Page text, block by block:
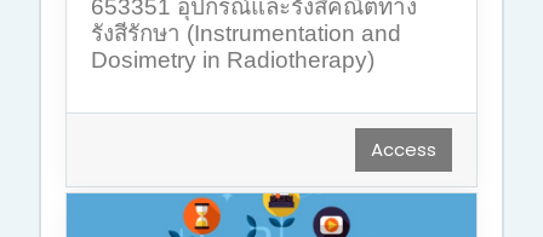
653351 อุปกรณ์และรังสีคณิตทาง
รังสีรักษา (Instrumentation and
Dosimetry in Radiotherapy)
Access